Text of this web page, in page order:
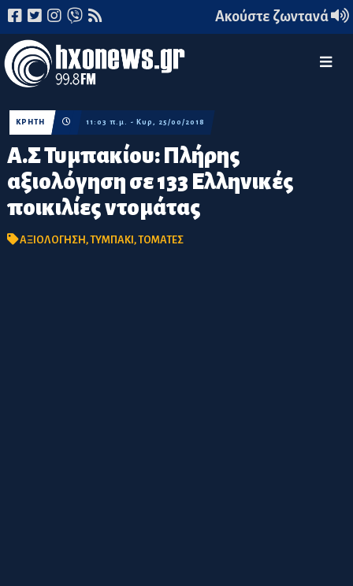
Ακούστε ζωντανά
Α.Σ Τυμπακίου: Πλήρης
αξιολόγηση σε 133 Ελληνικές
ποικιλίες ντομάτας
ΚΡΗΤΗ 11:03 π.μ. - Κυρ, 25/00/2018
ΑΞΙΟΛΟΓΗΣΗ,ΤΥΜΠΑΚΙ,ΤΟΜΑΤΕΣ